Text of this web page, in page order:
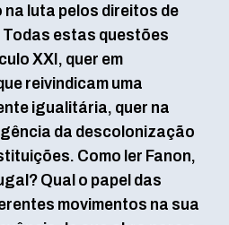
luta pelos direitos de
estas questões
XXI, quer em
reivindicam uma
igualitária, quer na
da descolonização
Como ler Fanon,
Qual o papel das
movimentos na sua